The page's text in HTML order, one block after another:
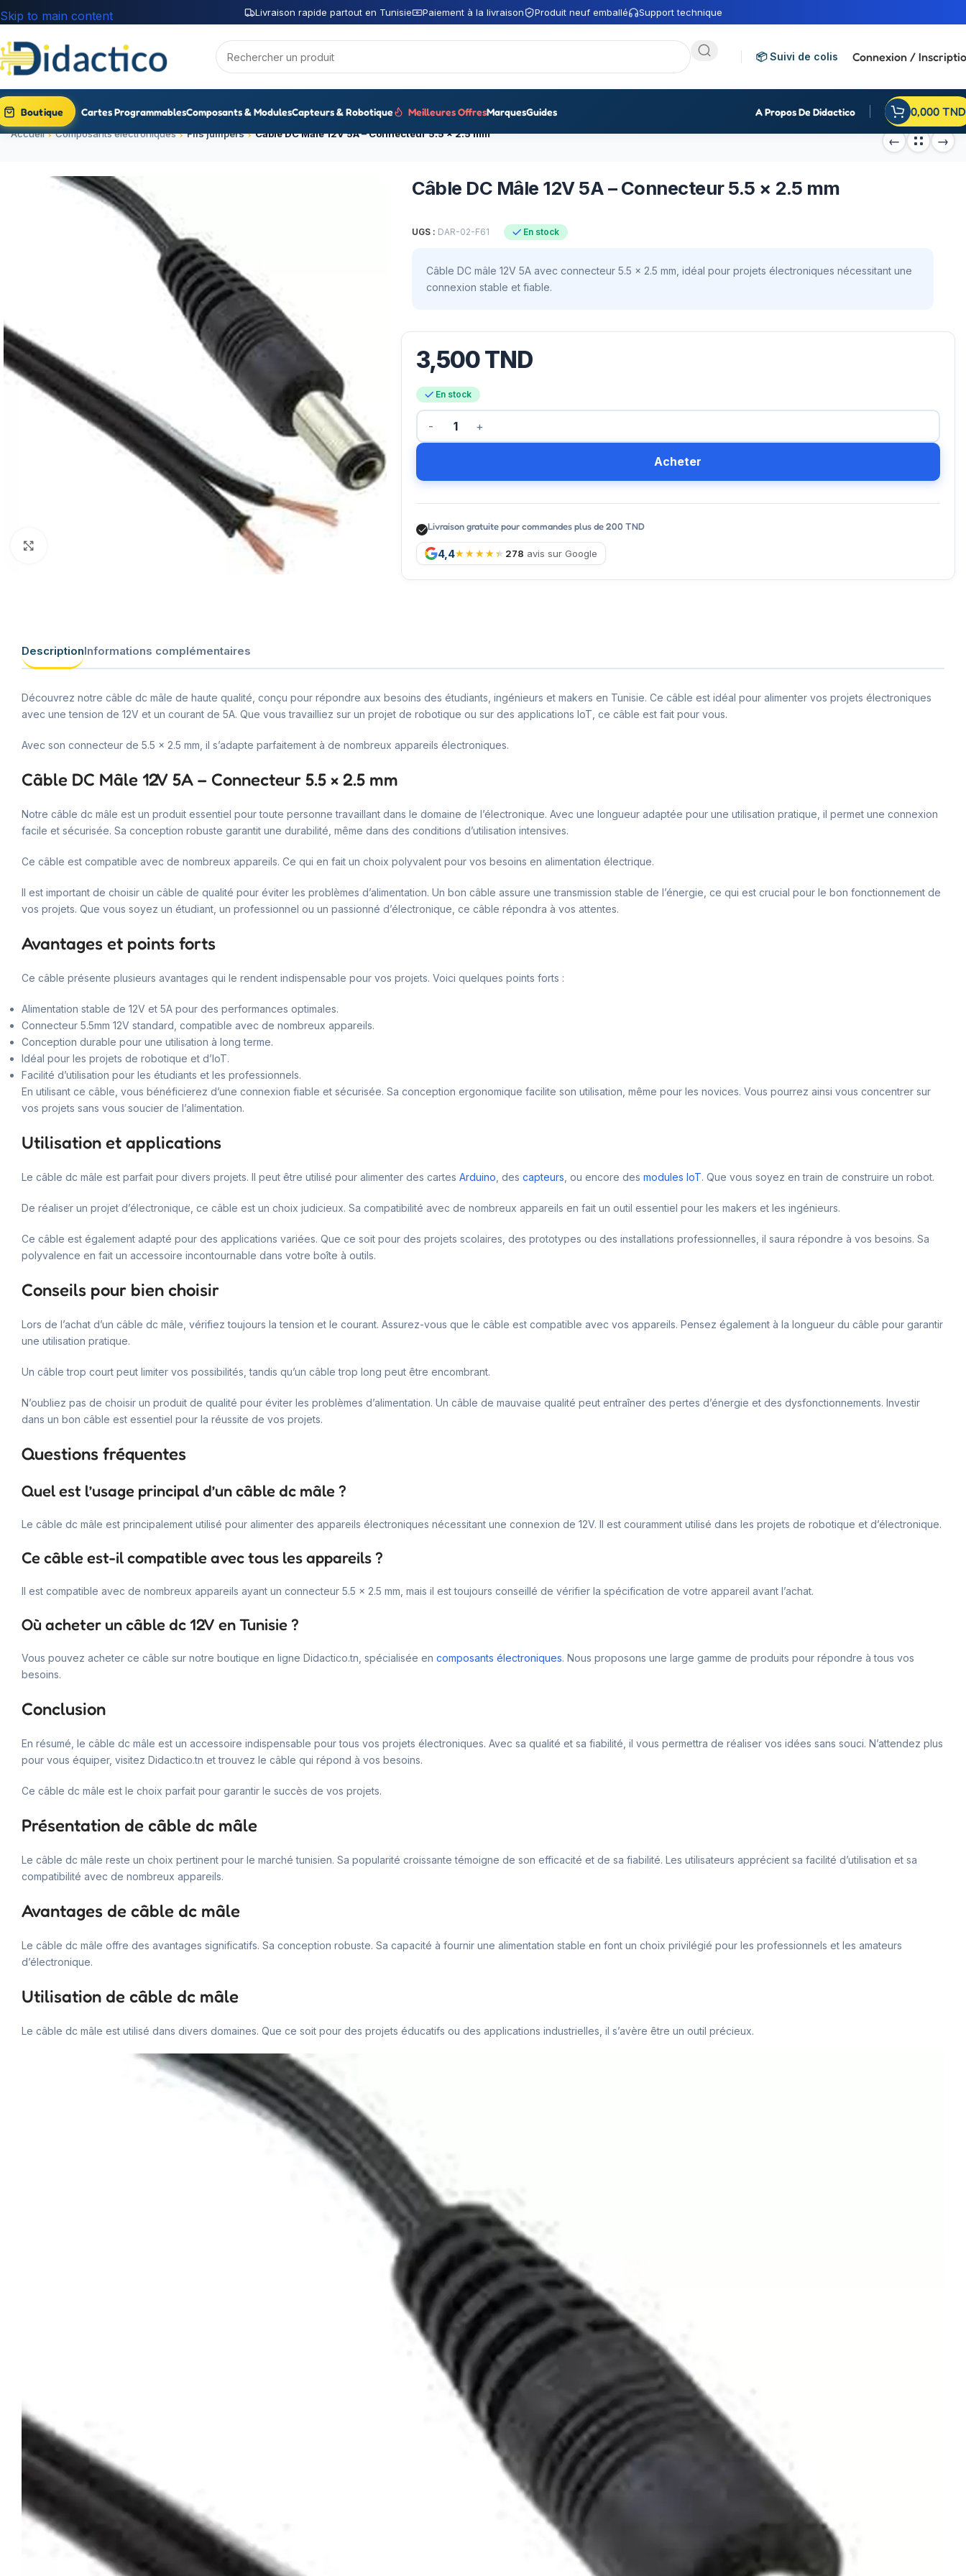
Livraison rapide partout en Tunisie Paiement à la livraison Produit neuf emballé Support technique
Skip to main content
📦 Suivi de colis Connexion /
Boutique Cartes ProgrammablesComposants & ModulesCapteurs & Robotique Meilleures OffresMarquesGuides A Propos De Didactico 0,000 TND
Accueil Composants électroniques Fils jumpers Câble DC Mâle 12V 5A – Connecteur 5.5 × 2.5 mm
Câble DC Mâle 12V 5A – Connecteur 5.5 × 2.5 mm
UGS : DAR-02-F61 En stock
Câble DC mâle 12V 5A avec connecteur 5.5 × 2.5 mm, idéal pour projets électroniques nécessitant une
connexion stable et fiable.
3,500TND
En stock
Acheter
Livraison gratuite pour commandes plus de 200 TND
4,4 278 avis sur Google
DescriptionInformations complémentaires
Découvrez notre câble dc mâle de haute qualité, conçu pour répondre aux besoins des étudiants, ingénieurs et makers en Tunisie. Ce câble est idéal pour alimenter vos projets électroniques
avec une tension de 12V et un courant de 5A. Que vous travailliez sur un projet de robotique ou sur des applications IoT, ce câble est fait pour vous.
Avec son connecteur de 5.5 × 2.5 mm, il s’adapte parfaitement à de nombreux appareils électroniques.
Câble DC Mâle 12V 5A – Connecteur 5.5 × 2.5 mm
Notre câble dc mâle est un produit essentiel pour toute personne travaillant dans le domaine de l’électronique. Avec une longueur adaptée pour une utilisation pratique, il permet une connexion
facile et sécurisée. Sa conception robuste garantit une durabilité, même dans des conditions d’utilisation intensives.
Ce câble est compatible avec de nombreux appareils. Ce qui en fait un choix polyvalent pour vos besoins en alimentation électrique.
Il est important de choisir un câble de qualité pour éviter les problèmes d’alimentation. Un bon câble assure une transmission stable de l’énergie, ce qui est crucial pour le bon fonctionnement de
vos projets. Que vous soyez un étudiant, un professionnel ou un passionné d’électronique, ce câble répondra à vos attentes.
Avantages et points forts
Ce câble présente plusieurs avantages qui le rendent indispensable pour vos projets. Voici quelques points forts :
Alimentation stable de 12V et 5A pour des performances optimales.
Connecteur 5.5mm 12V standard, compatible avec de nombreux appareils.
Conception durable pour une utilisation à long terme.
Idéal pour les projets de robotique et d’IoT.
Facilité d’utilisation pour les étudiants et les professionnels.
En utilisant ce câble, vous bénéficierez d’une connexion fiable et sécurisée. Sa conception ergonomique facilite son utilisation, même pour les novices. Vous pourrez ainsi vous concentrer sur
vos projets sans vous soucier de l’alimentation.
Utilisation et applications
Le câble dc mâle est parfait pour divers projets. Il peut être utilisé pour alimenter des cartes Arduino , des capteurs , ou encore des modules IoT. Que vous soyez en train de construire un robot.
De réaliser un projet d’électronique, ce câble est un choix judicieux. Sa compatibilité avec de nombreux appareils en fait un outil essentiel pour les makers et les ingénieurs.
Ce câble est également adapté pour des applications variées. Que ce soit pour des projets scolaires, des prototypes ou des installations professionnelles, il saura répondre à vos besoins. Sa
polyvalence en fait un accessoire incontournable dans votre boîte à outils.
Conseils pour bien choisir
Lors de l’achat d’un câble dc mâle, vérifiez toujours la tension et le courant. Assurez-vous que le câble est compatible avec vos appareils. Pensez également à la longueur du câble pour garantir
une utilisation pratique.
Un câble trop court peut limiter vos possibilités, tandis qu’un câble trop long peut être encombrant.
N’oubliez pas de choisir un produit de qualité pour éviter les problèmes d’alimentation. Un câble de mauvaise qualité peut entraîner des pertes d’énergie et des dysfonctionnements. Investir
dans un bon câble est essentiel pour la réussite de vos projets.
Questions fréquentes
Quel est l’usage principal d’un câble dc mâle ?
Le câble dc mâle est principalement utilisé pour alimenter des appareils électroniques nécessitant une connexion de 12V. Il est couramment utilisé dans les projets de robotique et d’électronique.
Ce câble est-il compatible avec tous les appareils ?
Il est compatible avec de nombreux appareils ayant un connecteur 5.5 × 2.5 mm, mais il est toujours conseillé de vérifier la spécification de votre appareil avant l’achat.
Où acheter un câble dc 12V en Tunisie ?
Vous pouvez acheter ce câble sur notre boutique en ligne Didactico.tn, spécialisée en composants électroniques. Nous proposons une large gamme de produits pour répondre à tous vos
besoins.
Conclusion
En résumé, le câble dc mâle est un accessoire indispensable pour tous vos projets électroniques. Avec sa qualité et sa fiabilité, il vous permettra de réaliser vos idées sans souci. N’attendez plus
pour vous équiper, visitez Didactico.tn et trouvez le câble qui répond à vos besoins.
Ce câble dc mâle est le choix parfait pour garantir le succès de vos projets.
Présentation de câble dc mâle
Le câble dc mâle reste un choix pertinent pour le marché tunisien. Sa popularité croissante témoigne de son efficacité et de sa fiabilité. Les utilisateurs apprécient sa facilité d’utilisation et sa
compatibilité avec de nombreux appareils.
Avantages de câble dc mâle
Le câble dc mâle offre des avantages significatifs. Sa conception robuste. Sa capacité à fournir une alimentation stable en font un choix privilégié pour les professionnels et les amateurs
d’électronique.
Utilisation de câble dc mâle
Le câble dc mâle est utilisé dans divers domaines. Que ce soit pour des projets éducatifs ou des applications industrielles, il s’avère être un outil précieux.